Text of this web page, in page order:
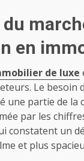
en
de luxe
Le besoin
une partie de la
par les
constatent un
et plus